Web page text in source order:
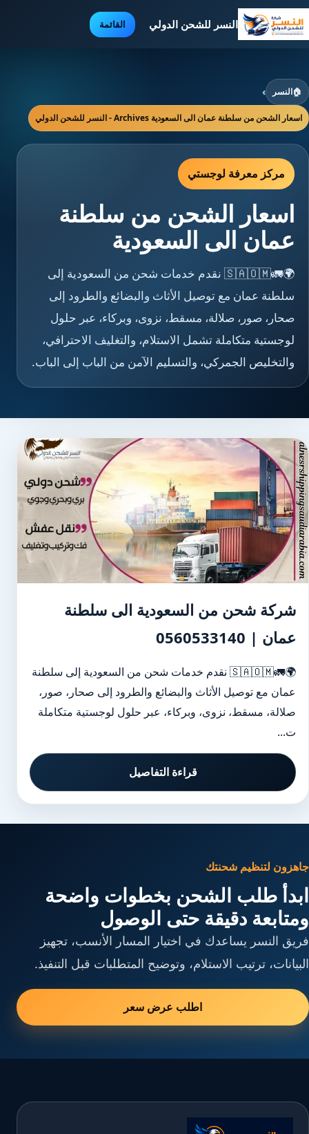
النسر للشحن الدولي القائمة
🏠النسر ›
اسعار الشحن من سلطنة عمان الى السعودية Archives - النسر للشحن الدولي
مركز معرفة لوجستي
اسعار الشحن من سلطنة
عمان الى السعودية
🌍🚛🇸🇦🇴🇲 نقدم خدمات شحن من السعودية إلى
سلطنة عمان مع توصيل الأثاث والبضائع والطرود إلى
صحار، صور، صلالة، مسقط، نزوى، وبركاء، عبر حلول
لوجستية متكاملة تشمل الاستلام، والتغليف الاحترافي،
والتخليص الجمركي، والتسليم الآمن من الباب إلى الباب.
شركة شحن من السعودية الى سلطنة
عمان | 0560533140
🌍🚛🇸🇦🇴🇲 نقدم خدمات شحن من السعودية إلى سلطنة
عمان مع توصيل الأثاث والبضائع والطرود إلى صحار، صور،
صلالة، مسقط، نزوى، وبركاء، عبر حلول لوجستية متكاملة
ت...
قراءة التفاصيل
جاهزون لتنظيم شحنتك
ابدأ طلب الشحن بخطوات واضحة
ومتابعة دقيقة حتى الوصول
فريق النسر يساعدك في اختيار المسار الأنسب، تجهيز
البيانات، ترتيب الاستلام، وتوضيح المتطلبات قبل التنفيذ.
اطلب عرض سعر